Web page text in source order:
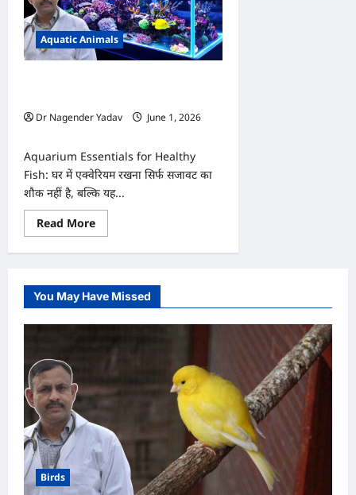
Aquatic Animals
Dr Nagender Yadav
June 1, 2026
Aquarium Essentials for Healthy
Fish: घर में एक्वेरियम रखना सिर्फ सजावट का
शौक नहीं है, बल्कि यह...
Read MoreRead
more
एक्वेरियम
चीजें
नहीं
हैं
तो
सकती
बीमार!
You May Have Missed
Birds